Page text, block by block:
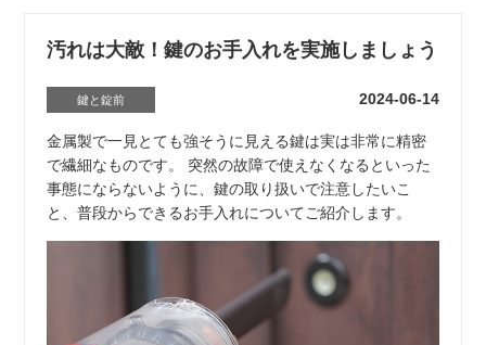
汚れは大敵！鍵のお手入れを実施しましょう
鍵と錠前 2024-06-14
金属製で一見とても強そうに見える鍵は実は非常に精密
で繊細なものです。 突然の故障で使えなくなるといった
事態にならないように、鍵の取り扱いで注意したいこ
と、普段からできるお手入れについてご紹介します。